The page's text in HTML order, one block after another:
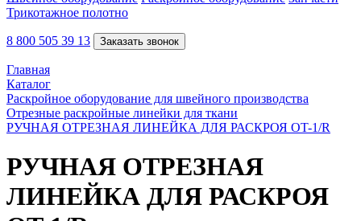
Трикотажное полотно
8 800 505 39 13 Заказать звонок
Главная
Каталог
Раскройное оборудование для швейного производства
Отрезные раскройные линейки для ткани
РУЧНАЯ ОТРЕЗНАЯ ЛИНЕЙКА ДЛЯ РАСКРОЯ OT-1/R
РУЧНАЯ ОТРЕЗНАЯ
ЛИНЕЙКА ДЛЯ РАСКРОЯ